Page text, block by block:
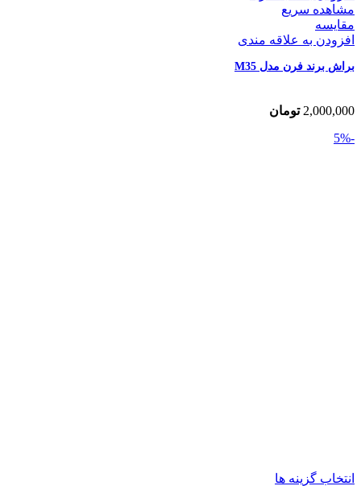
مشاهده سریع
مقایسه
افزودن به علاقه مندی
براش برند فرن مدل M35
2,000,000 تومان
-5%
انتخاب گزینه ها